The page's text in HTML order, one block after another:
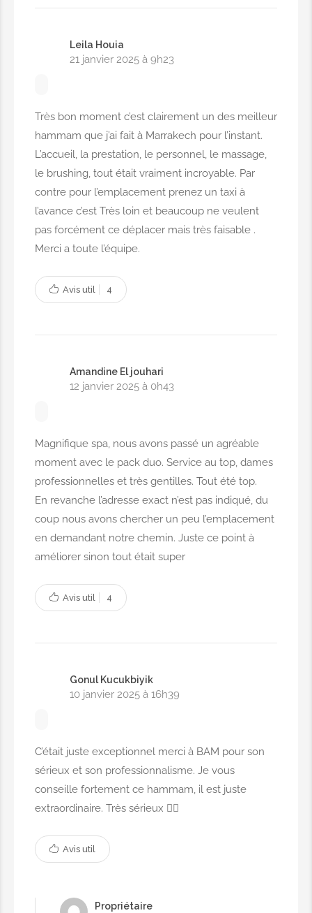
Leila Houia
21 janvier 2025 à 9h23
Très bon moment c’est clairement un des meilleur
hammam que j’ai fait à Marrakech pour l’instant.
L’accueil, la prestation, le personnel, le massage,
le brushing, tout était vraiment incroyable. Par
contre pour l’emplacement prenez un taxi à
l’avance c’est Très loin et beaucoup ne veulent
pas forcément ce déplacer mais très faisable .
Merci a toute l’équipe.
Avis util 4
Amandine El jouhari
12 janvier 2025 à 0h43
Magnifique spa, nous avons passé un agréable
moment avec le pack duo. Service au top, dames
professionnelles et très gentilles. Tout été top.
En revanche l’adresse exact n’est pas indiqué, du
coup nous avons chercher un peu l’emplacement
en demandant notre chemin. Juste ce point à
améliorer sinon tout était super
Avis util 4
Gonul Kucukbiyik
10 janvier 2025 à 16h39
C’était juste exceptionnel merci à BAM pour son
sérieux et son professionnalisme. Je vous
conseille fortement ce hammam, il est juste
extraordinaire. Très sérieux 👍🏻
Avis util
Propriétaire